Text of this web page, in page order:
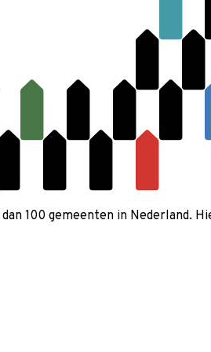
100 gemeenten in Nederland.